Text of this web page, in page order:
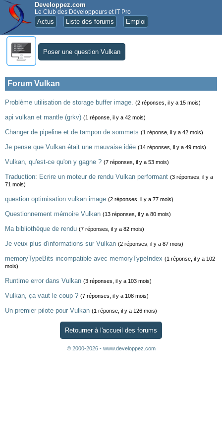
Developpez.com
Le Club des Développeurs et IT Pro
Actus Liste des forums Emploi
Poser une question Vulkan
Forum Vulkan
Problème utilisation de storage buffer image. (2 réponses, il y a 15 mois)
api vulkan et mantle (grkv) (1 réponse, il y a 42 mois)
Changer de pipeline et de tampon de sommets (1 réponse, il y a 42 mois)
Je pense que Vulkan était une mauvaise idée (14 réponses, il y a 49 mois)
Vulkan, qu'est-ce qu'on y gagne ? (7 réponses, il y a 53 mois)
Traduction: Ecrire un moteur de rendu Vulkan performant (3 réponses, il y a
71 mois)
question optimisation vulkan image (2 réponses, il y a 77 mois)
Questionnement mémoire Vulkan (13 réponses, il y a 80 mois)
Ma bibliothèque de rendu (7 réponses, il y a 82 mois)
Je veux plus d'informations sur Vulkan (2 réponses, il y a 87 mois)
memoryTypeBits incompatible avec memoryTypeIndex (1 réponse, il y a 102
mois)
Runtime error dans Vulkan (3 réponses, il y a 103 mois)
Vulkan, ça vaut le coup ? (7 réponses, il y a 108 mois)
Un premier pilote pour Vulkan (1 réponse, il y a 126 mois)
Retourner à l'accueil des forums
© 2000-2026 - www.developpez.com